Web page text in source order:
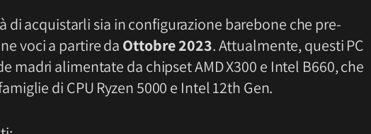
di acquistarli sia in configurazione barebone che pre-
voci a partire da Ottobre 2023. Attualmente, questi PC
madri alimentate da chipset AMD X300 e Intel B660, che
di CPU Ryzen 5000 e Intel 12th Gen.